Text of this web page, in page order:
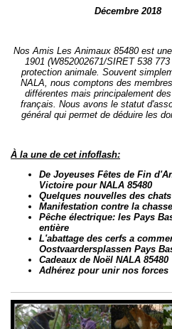
Décembre 2018
Nos Amis Les Animaux 85480 est
1901 (W852002671/SIRET 538
protection animale. Souvent
NALA, nous comptons des
différentes mais principalement
français. Nous avons le statut
général qui permet de déduire les
À la une de cet infoflash:
De Joyeuses Fêtes de Fin
Victoire pour NALA 85480
Quelques nouvelles des
Manifestation contre la
Pêche électrique: les Pays
entière
L'abattage des cerfs a
Oostvaardersplassen Pays
Cadeaux de Noël NALA 85480
Adhérez pour unir nos forces